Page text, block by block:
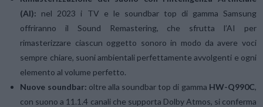
(AI): nel 2023 i TV e le soundbar top di gamma Samsung
offriranno il Sound Remastering, che sfrutta l’AI per
rimasterizzare ciascun oggetto sonoro in modo da avere voci
sempre chiare, suoni ambientali perfettamente avvolgenti e ogni
elemento al volume perfetto.
Nuove soundbar: oltre alla soundbar top di gamma HW-Q990C,
con suono a 11.1.4 canali che supporta Dolby Atmos, si conferma